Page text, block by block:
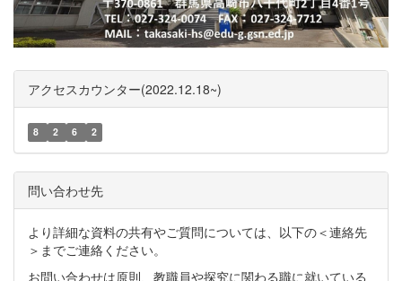
アクセスカウンター(2022.12.18~)
8 2 6 2
問い合わせ先
より詳細な資料の共有やご質問については、以下の＜連絡先
＞までご連絡ください。
お問い合わせは原則、教職員や探究に関わる職に就いている